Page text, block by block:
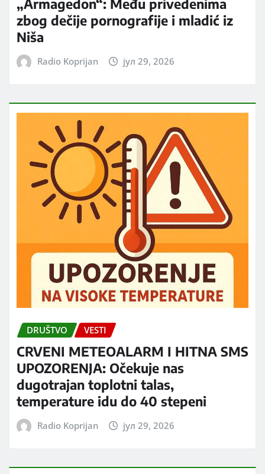
„Armagedon“: Među privedenima
zbog dečije pornografije i mladić iz
Niša
Radio Koprijan јул 29, 2026
DRUŠTVO VESTI
CRVENI METEOALARM I HITNA SMS
UPOZORENJA: Očekuje nas
dugotrajan toplotni talas,
temperature idu do 40 stepeni
Radio Koprijan јул 29, 2026